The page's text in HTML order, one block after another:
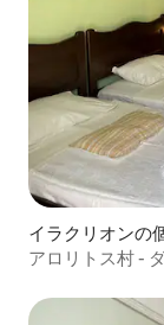
イラクリオンの
アロリトス村 -